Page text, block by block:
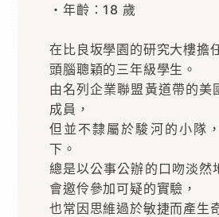
・年齡：18 歲
在比良坂學園的研究大樓擔
頭腦聰穎的三年級學生。
由名列企業聯盟黃道帶的美
成員，
但並不隸屬於駿河的小隊
下。
總是以公事公辦的口吻淡然
會邀伶參加可疑的實驗，
也常因思維過於敏捷而產生